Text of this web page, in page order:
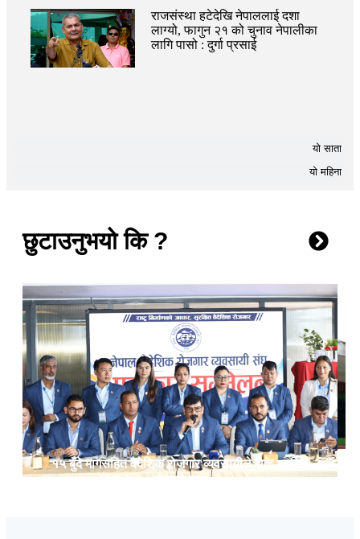
यो साता
यो महिना
राजसंस्था हटेदेखि नेपाललाई दशा
लाग्यो, फागुन २१ को चुनाव नेपालीका
लागि पासो : दुर्गा प्रसाई
छुटाउनुभयो कि ?
१५ बुँदे मागसहित वैदेशिक रोजगार व्यवसायीले रोके श्रमिक
पठाउने काम